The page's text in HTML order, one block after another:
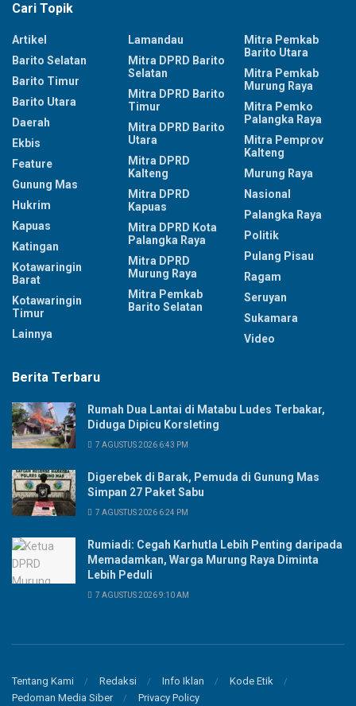
Cari Topik
Artikel
Barito Selatan
Barito Timur
Barito Utara
Daerah
Ekbis
Feature
Gunung Mas
Hukrim
Kapuas
Katingan
Kotawaringin
Barat
Kotawaringin
Timur
Lainnya
Lamandau
Mitra DPRD Barito
Selatan
Mitra DPRD Barito
Timur
Mitra DPRD Barito
Utara
Mitra DPRD
Kalteng
Mitra DPRD
Kapuas
Mitra DPRD Kota
Palangka Raya
Mitra DPRD
Murung Raya
Mitra Pemkab
Barito Selatan
Mitra Pemkab
Barito Utara
Mitra Pemkab
Murung Raya
Mitra Pemko
Palangka Raya
Mitra Pemprov
Kalteng
Murung Raya
Nasional
Palangka Raya
Politik
Pulang Pisau
Ragam
Seruyan
Sukamara
Video
Berita Terbaru
Rumah Dua Lantai di Matabu Ludes Terbakar,
Diduga Dipicu Korsleting
7 AGUSTUS 2026 6:43 PM
Digerebek di Barak, Pemuda di Gunung Mas
Simpan 27 Paket Sabu
7 AGUSTUS 2026 6:24 PM
Rumiadi: Cegah Karhutla Lebih Penting daripada
Memadamkan, Warga Murung Raya Diminta
Lebih Peduli
7 AGUSTUS 2026 9:10 AM
Tentang Kami Redaksi Info Iklan
Kode Etik
Pedoman Media Siber
Privacy Policy